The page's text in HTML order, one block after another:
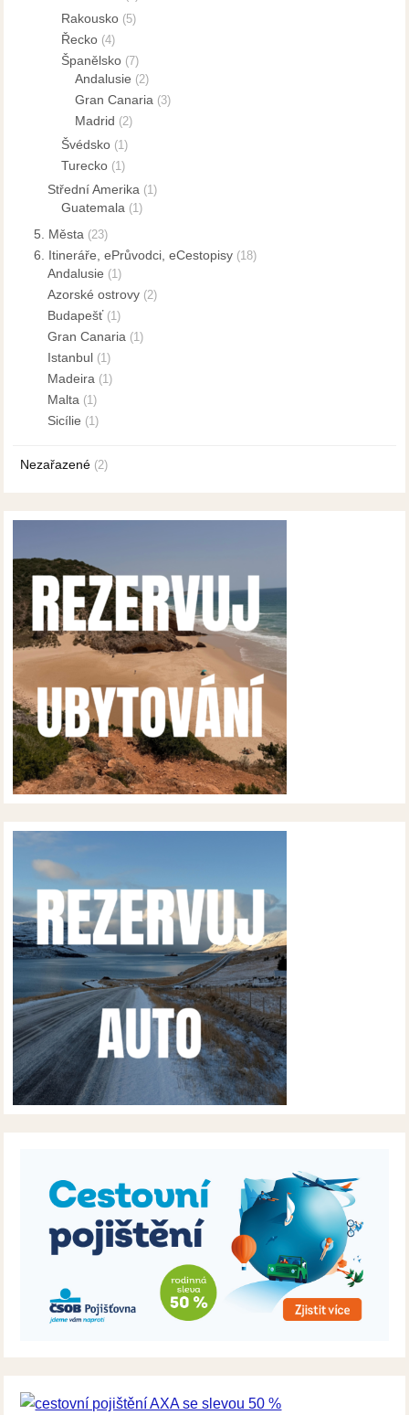
Rakousko (5)
Řecko (4)
Španělsko (7)
Andalusie (2)
Gran Canaria (3)
Madrid (2)
Švédsko (1)
Turecko (1)
Střední Amerika (1)
Guatemala (1)
5. Města (23)
6. Itineráře, ePrůvodci, eCestopisy (18)
Andalusie (1)
Azorské ostrovy (2)
Budapešť(1)
Gran Canaria (1)
Istanbul (1)
Madeira (1)
Malta (1)
Sicílie (1)
Nezařazené (2)